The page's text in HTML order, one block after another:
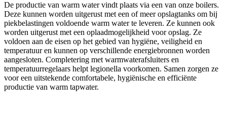
De productie van warm water vindt plaats via een van onze boilers.
Deze kunnen worden uitgerust met een of meer opslagtanks om bij
piekbelastingen voldoende warm water te leveren. Ze kunnen ook
worden uitgerust met een oplaadmogelijkheid voor opslag. Ze
voldoen aan de eisen op het gebied van hygiëne, veiligheid en
temperatuur en kunnen op verschillende energiebronnen worden
aangesloten. Completering met warmwaterafsluiters en
temperatuurregelaars helpt legionella voorkomen. Samen zorgen ze
voor een uitstekende comfortabele, hygiënische en efficiënte
productie van warm tapwater.